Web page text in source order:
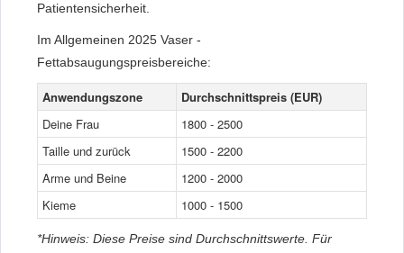
Patientensicherheit.
Im Allgemeinen 2025 Vaser -
Fettabsaugungspreisbereiche:
Anwendungszone
Durchschnittspreis (EUR)
Deine Frau
1800 - 2500
Taille und zurück
1500 - 2200
Arme und Beine
1200 - 2000
Kieme
1000 - 1500
*Hinweis: Diese Preise sind Durchschnittswerte. Für